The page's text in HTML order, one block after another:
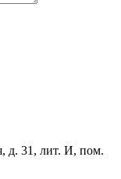
д. 31, лит. И, пом.